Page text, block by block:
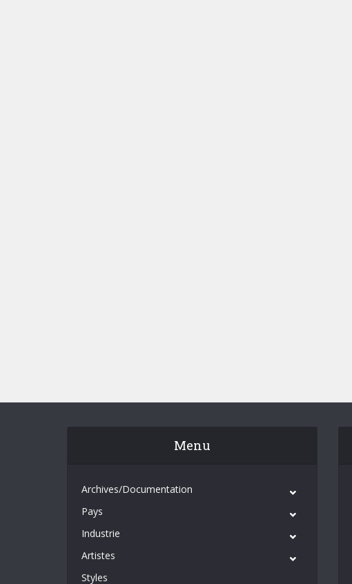
Menu
Archives/Documentation
Pays
Industrie
Artistes
Styles